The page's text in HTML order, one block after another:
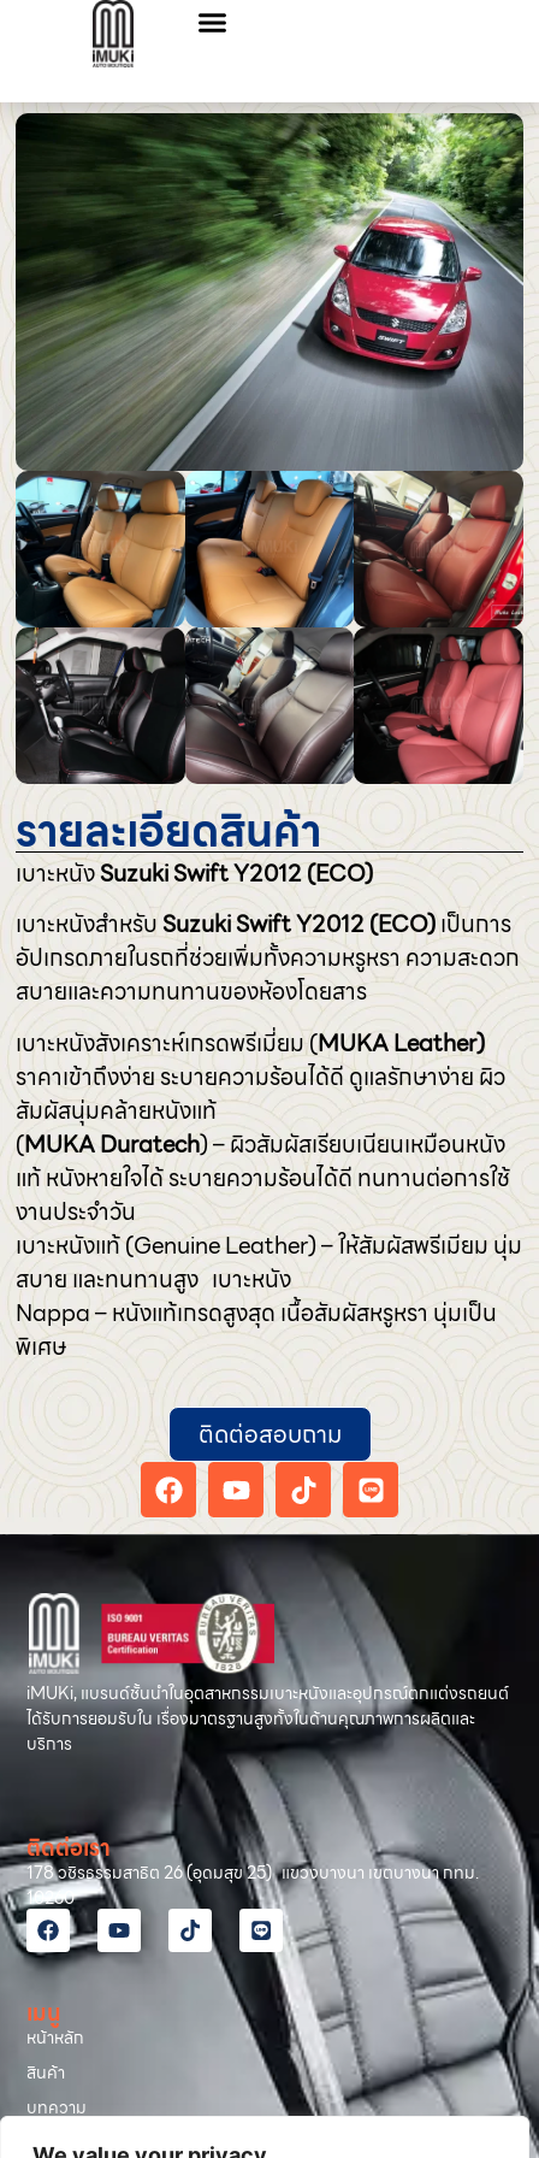
รายละเอียดสินค้า
เบาะหนังSuzuki Swift Y2012 (ECO)
เบาะหนังสำหรับ Suzuki Swift Y2012 (ECO)เป็นการ
อัปเกรดภายในรถที่ช่วยเพิ่มทั้งความหรูหรา ความสะดวก
สบายและความทนทานของห้องโดยสาร
เบาะหนังสังเคราะห์เกรดพรีเมี่ยม (MUKA Leather)
ราคาเข้าถึงง่าย ระบายความร้อนได้ดี ดูแลรักษาง่าย ผิว
สัมผัสนุ่มคล้ายหนังแท้
(MUKA Duratech) – ผิวสัมผัสเรียบเนียนเหมือนหนัง
แท้ หนังหายใจได้ ระบายความร้อนได้ดี ทนทานต่อการใช้
งานประจำวัน
เบาะหนังแท้ (Genuine Leather) – ให้สัมผัสพรีเมียม นุ่ม
สบาย และทนทานสูง เบาะหนัง
Nappa – หนังแท้เกรดสูงสุด เนื้อสัมผัสหรูหรา นุ่มเป็น
พิเศษ
ติดต่อสอบถาม
iMUKi, แบรนด์ชั้นนำในอุตสาหกรรมเบาะหนังและอุปกรณ์ตกแต่งรถยนต์
ได้รับการยอมรับใน เรื่องมาตรฐานสูงทั้งในด้านคุณภาพการผลิตและ
บริการ
เมนู
หน้าหลัก
สินค้า
บทความ
รีวิวลูกค้า
ติดต่อเรา
178 วชิรธรรมสาธิต 26 (อุดมสุข 25) แขวงบางนา เขตบางนา กทม.
10260